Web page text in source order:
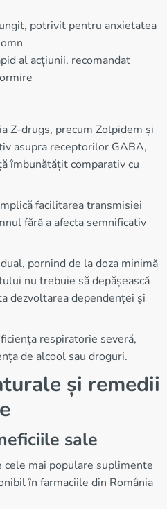
potrivit pentru anxietatea
al acțiunii, recomandat
Z-drugs, precum Zolpidem și
asupra receptorilor GABA,
îmbunătățit comparativ cu
facilitarea transmisiei
fără a afecta semnificativ
pornind de la doza minimă
nu trebuie să depășească
dezvoltarea dependenței și
respiratorie severă,
de alcool sau droguri.
și remedii
sale
mai populare suplimente
în farmaciile din România